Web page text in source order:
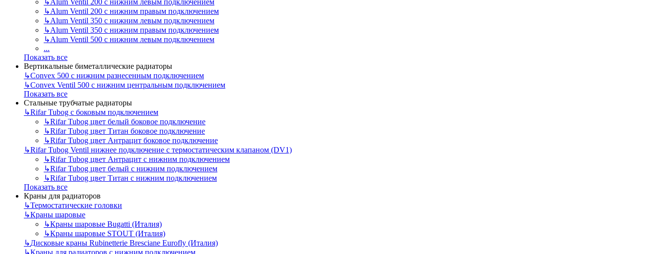
↳Alum Ventil 200 с нижним правым подключением
↳Alum Ventil 350 с нижним левым подключением
↳Alum Ventil 350 с нижним правым подключением
↳Alum Ventil 500 с нижним левым подключением
...
Показать все
Вертикальные биметаллические радиаторы
↳Convex 500 с нижним разнесенным подключением
↳Convex Ventil 500 с нижним центральным подключением
Показать все
Стальные трубчатые радиаторы
↳Rifar Tubog с боковым подключением
↳Rifar Tubog цвет белый боковое подключение
↳Rifar Tubog цвет Титан боковое подключение
↳Rifar Tubog цвет Антрацит боковое подключение
↳Rifar Tubog Ventil нижнее подключение с термостатическим клапаном (DV1)
↳Rifar Tubog цвет Антрацит с нижним подключением
↳Rifar Tubog цвет белый с нижним подключением
↳Rifar Tubog цвет Титан с нижним подключением
Показать все
Краны для радиаторов
↳Термостатические головки
↳Краны шаровые
↳Краны шаровые Bugatti (Италия)
↳Краны шаровые STOUT (Италия)
↳Дисковые краны Rubinetterie Bresciane Eurofly (Италия)
↳Краны для радиаторов с нижним подключением